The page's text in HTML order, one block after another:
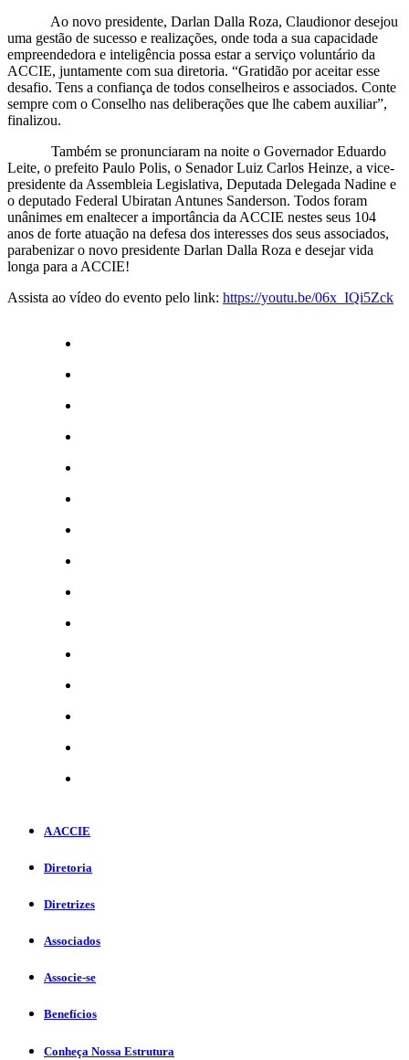
Ao novo presidente, Darlan Dalla Roza, Claudionor desejou
uma gestão de sucesso e realizações, onde toda a sua capacidade
empreendedora e inteligência possa estar a serviço voluntário da
ACCIE, juntamente com sua diretoria. “Gratidão por aceitar esse
desafio. Tens a confiança de todos conselheiros e associados. Conte
sempre com o Conselho nas deliberações que lhe cabem auxiliar”,
finalizou.
Também se pronunciaram na noite o Governador Eduardo
Leite, o prefeito Paulo Polis, o Senador Luiz Carlos Heinze, a vice-
presidente da Assembleia Legislativa, Deputada Delegada Nadine e
o deputado Federal Ubiratan Antunes Sanderson. Todos foram
unânimes em enaltecer a importância da ACCIE nestes seus 104
anos de forte atuação na defesa dos interesses dos seus associados,
parabenizar o novo presidente Darlan Dalla Roza e desejar vida
longa para a ACCIE!
Assista ao vídeo do evento pelo link: https://youtu.be/06x_IQi5Zck
A ACCIE
Diretoria
Diretrizes
Associados
Associe-se
Benefícios
Conheça Nossa Estrutura